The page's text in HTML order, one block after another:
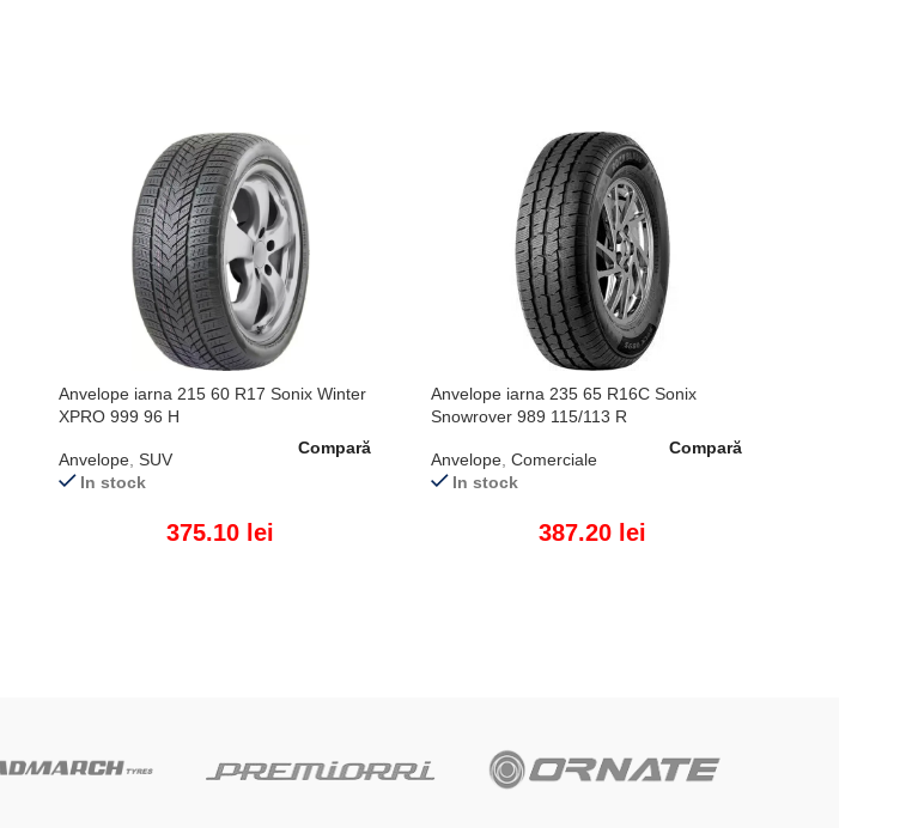
Anvelope iarna 215 60 R17 Sonix Winter
XPRO 999 96 H
Anvelope SUV
In stock
375.10 lei
Compară
Anvelope iarna 235 65 R16C Sonix
Snowrover 989 115/113 R
Anvelope, Comerciale
In stock
387.20 lei
Compară